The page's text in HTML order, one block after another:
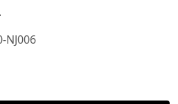
NJ006